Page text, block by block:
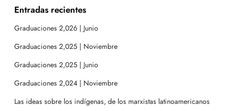
Entradas recientes
Graduaciones 2,026 | Junio
Graduaciones 2,025 | Noviembre
Graduaciones 2,025 | Junio
Graduaciones 2,024 | Noviembre
Las ideas sobre los indígenas, de los marxistas latinoamericanos